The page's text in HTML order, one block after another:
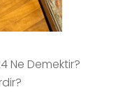
Ne Demektir?